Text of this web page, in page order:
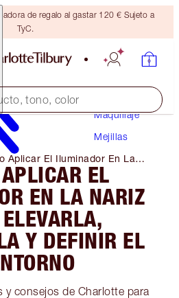
de regalo al gastar 120 € Sujeto a
TyC.
tono, color
Maquillaje
Mejillas
Aplicar El Iluminador En La
Para Elevarla, Esculpirla Y
El Contorno
EL
EN LA NARIZ
Y DEFINIR EL
y consejos de Charlotte para